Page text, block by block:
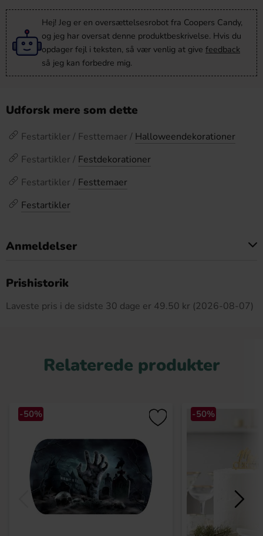
Hej! Jeg er en oversættelsesrobot fra Coopers Candy,
og jeg har oversat denne produktbeskrivelse. Hvis du
opdager fejl i teksten, så vær venlig at give feedback
så jeg kan forbedre mig.
Udforsk mere som dette
Festartikler / Festtemaer / Halloweendekorationer
Festartikler / Festdekorationer
Festartikler / Festtemaer
Festartikler
Anmeldelser
Prishistorik
Laveste pris i de sidste 30 dage er 49.50 kr (2026-08-07)
Relaterede produkter
-50% -50%